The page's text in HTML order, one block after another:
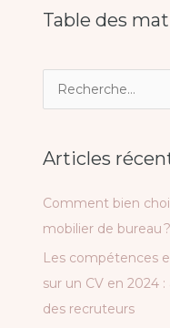
Table des
h
e
Articles
Comment bien
mobilier de bureau ?
Les compétences
sur un CV en 2024
des recruteurs